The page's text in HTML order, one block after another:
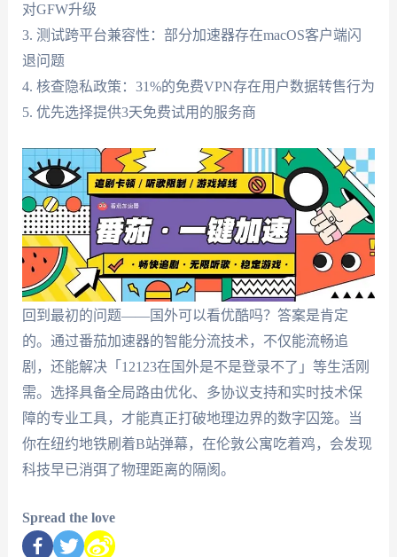
对GFW升级
3. 测试跨平台兼容性：部分加速器存在macOS客户端闪
退问题
4. 核查隐私政策：31%的免费VPN存在用户数据转售行为
5. 优先选择提供3天免费试用的服务商
回到最初的问题——国外可以看优酷吗？答案是肯定
的。通过番茄加速器的智能分流技术，不仅能流畅追
剧，还能解决「12123在国外是不是登录不了」等生活刚
需。选择具备全局路由优化、多协议支持和实时技术保
障的专业工具，才能真正打破地理边界的数字囚笼。当
你在纽约地铁刷着B站弹幕，在伦敦公寓吃着鸡，会发现
科技早已消弭了物理距离的隔阂。
Spread the love